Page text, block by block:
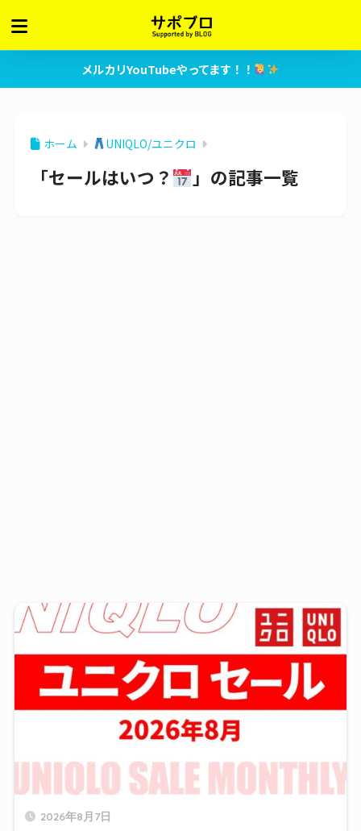
メルカリYouTubeやってます！！
ホーム UNIQLO/ユニクロ
「セールはいつ？ 」の記事一覧
2026年8月7日